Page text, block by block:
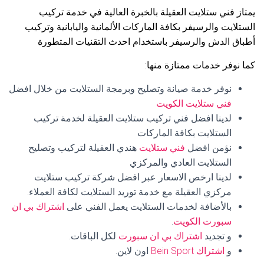
يمتاز فني ستلايت العقيلة بالخبرة العالية في خدمة تركيب
الستلايت والرسيفر بكافة الماركات الألمانية واليابانية وتركيب
أطباق الدش والرسيفر باستخدام احدث التقنيات المتطورة
كما نوفر خدمات ممتازة منها:
نوفر خدمة صيانة وتصليح وبرمجة الستلايت من خلال افضل
فني ستلايت الكويت
لدينا افضل فني تركيب ستلايت العقيلة لخدمة تركيب
الستلايت بكافة الماركات
نؤمن افضل فني ستلايت هندي العقيلة لتركيب وتصليح
الستلايت العادي والمركزي
لدينا ارخص الاسعار عبر افضل شركة تركيب ستلايت
مركزي العقيلة مع خدمة توريد الستلايت لكافة العملاء.
بالأضافة لخدمات الستلايت يعمل الفني على اشتراك بي ان
سبورت الكويت.
و تجديد اشتراك بي ان سبورت لكل الباقات.
و اشتراك Bein Sport
اون لاين.